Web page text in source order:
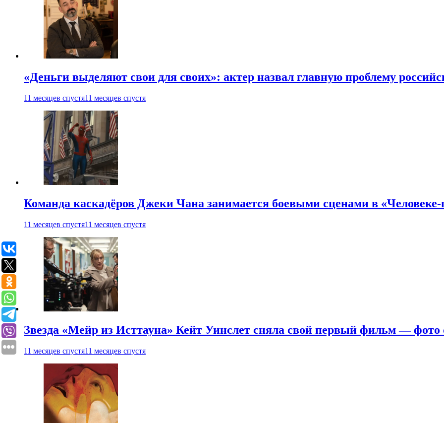
«Деньги выделяют свои для своих»: актер назвал главную проблему
11 месяцев спустя11 месяцев спустя
Команда каскадёров Джеки Чана занимается боевыми сценами в «Человеке-
11 месяцев спустя11 месяцев спустя
Звезда «Мейр из Исттауна» Кейт Уинслет сняла свой первый фильм — фото
11 месяцев спустя11 месяцев спустя